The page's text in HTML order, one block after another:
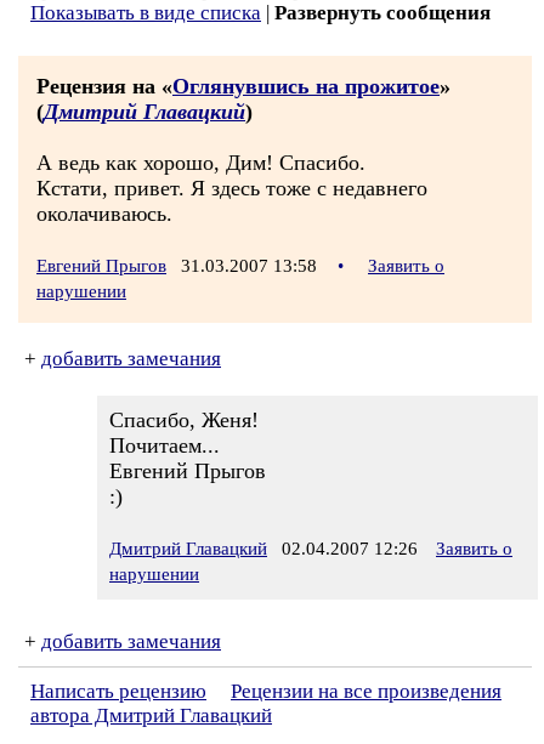
Показывать в виде списка | Развернуть сообщения
Рецензия на «Оглянувшись на прожитое»
(Дмитрий Главацкий)
А ведь как хорошо, Дим! Спасибо.
Кстати, привет. Я здесь тоже с недавнего
околачиваюсь.
Евгений Прыгов 31.03.2007 13:58 •
Заявить о
нарушении
+ добавить замечания
Спасибо, Женя!
Почитаем...
Евгений Прыгов
:)
Дмитрий Главацкий 02.04.2007 12:26
Заявить о
нарушении
+ добавить замечания
Написать рецензию
Рецензии на все произведения
автора Дмитрий Главацкий